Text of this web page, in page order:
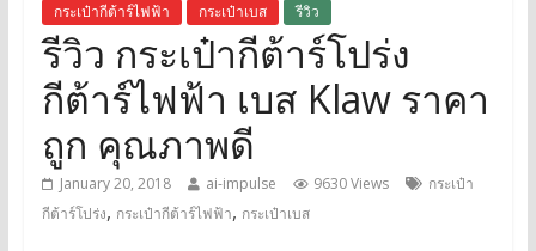
กระเป๋ากีต้าร์ไฟฟ้า
กระเป๋าเบส รีวิว
รีวิว กระเป๋ากีต้าร์โปร่ง
กีต้าร์ไฟฟ้า เบส Klaw ราคา
ถูก คุณภาพดี
January 20, 2018 ai-impulse 9630 Views
กระเป๋า
กีต้าร์โปร่ง, กระเป๋ากีต้าร์ไฟฟ้า, กระเป๋าเบส